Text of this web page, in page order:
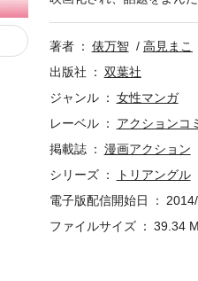
著者 俵万智
高見まこ
出版社
双葉社
ジャンル
女性マンガ
レーベル
アクションコ
掲載誌
漫画アクション
シリーズ
トリアングル
電子版配信開始日
ファイルサイズ
39.34